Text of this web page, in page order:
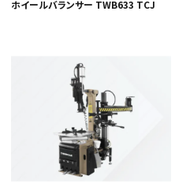
ホイールバランサー TWB633 TCJ